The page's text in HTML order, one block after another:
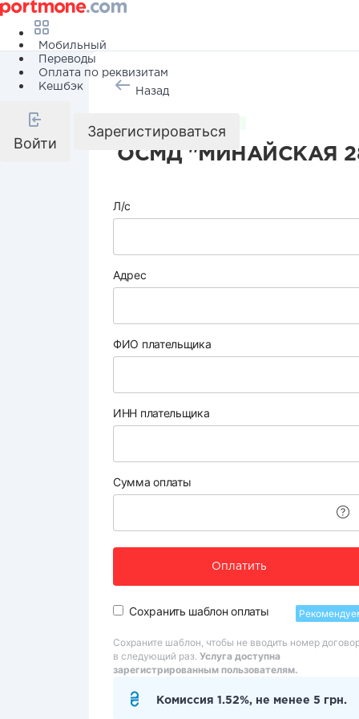
Мобильный
Переводы
Оплата по реквизитам
Кешбэк
Войти
Зарегистироваться
Назад
ОСМД "МИНАЙСКАЯ
Л/с
Адрес
ФИО плательщика
ИНН плательщика
Сумма оплаты
Оплатить
Сохранить шаблон оплаты
Сохраните шаблон, чтобы не вводить номер
в следующий раз. Услуга доступна
зарегистрированным пользователям.
Комиссия 1.52%, не менее 5 грн.